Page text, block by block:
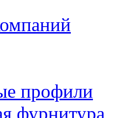
профили
фурнитура